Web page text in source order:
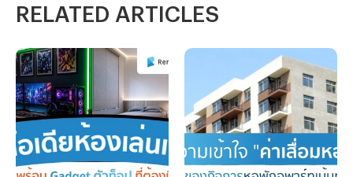
RELATED ARTICLES